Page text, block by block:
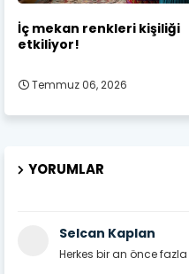
İç mekan renkleri kişiliği
etkiliyor!
Temmuz 06, 2026
YORUMLAR
Selcan Kaplan
Herkes bir an önce